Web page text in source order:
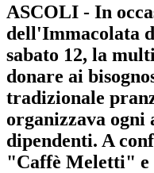
ASCOLI - In
dell'Immacolata
sabato 12, la
donare ai
tradizionale
organizzava
dipendenti. A
"Caffè Meletti" e